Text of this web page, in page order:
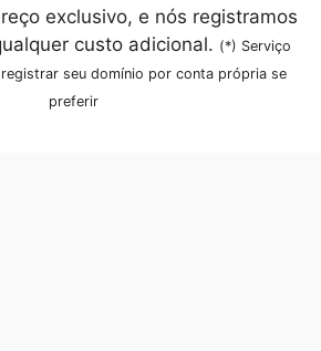
exclusivo, e nós registramos
custo adicional. (*) Serviço
seu domínio por conta própria se
preferir